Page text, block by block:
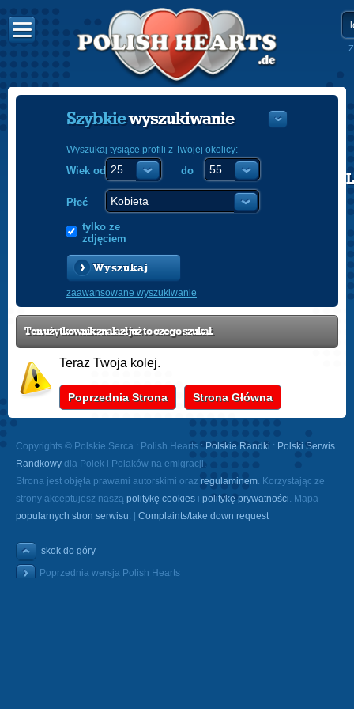
POLISH
Szybkiewyszukiwanie
Wyszukaj tysiące profili z Twojej okolicy:
Wiek od do
Płeć
tylko ze
zdjęciem
Wyszukaj
zaawansowane wyszukiwanie
Ten użytkownik znalazł już to czego szukał.
Teraz Twoja kolej.
Poprzednia Strona Strona Główna
Copyrights © Polskie Serca : Polish Hearts : Polskie Randki : Polski Serwis
Randkowy dla Polek i Polaków na emigracji.
Strona jest objęta prawami autorskimi oraz regulaminem. Korzystając ze
strony akceptujesz naszą politykę cookies i politykę prywatności. Mapa
popularnych stron serwisu. | Complaints/take down request
skok do góry
Poprzednia wersja Polish Hearts